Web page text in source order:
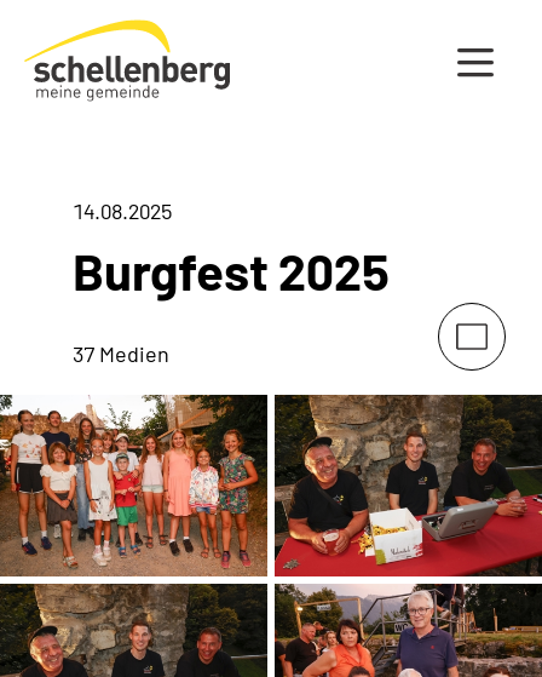
Gemeinde Schellenberg Startseite
14.08.2025
Burgfest 2025
37 Medien